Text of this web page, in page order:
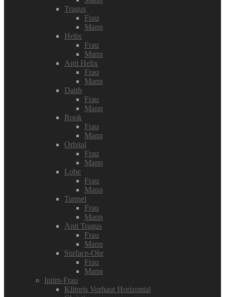
Tragus
Frau
Mann
Helix
Frau
Mann
Anti Helix
Frau
Mann
Daith
Frau
Mann
Rook
Frau
Mann
Orbital
Frau
Mann
Lobe
Frau
Mann
Tunnel
Frau
Mann
Anti Tragus
Frau
Mann
Surface-Ohr
Frau
Mann
Intim-Frau
Klitoris Vorhaut Horizontal